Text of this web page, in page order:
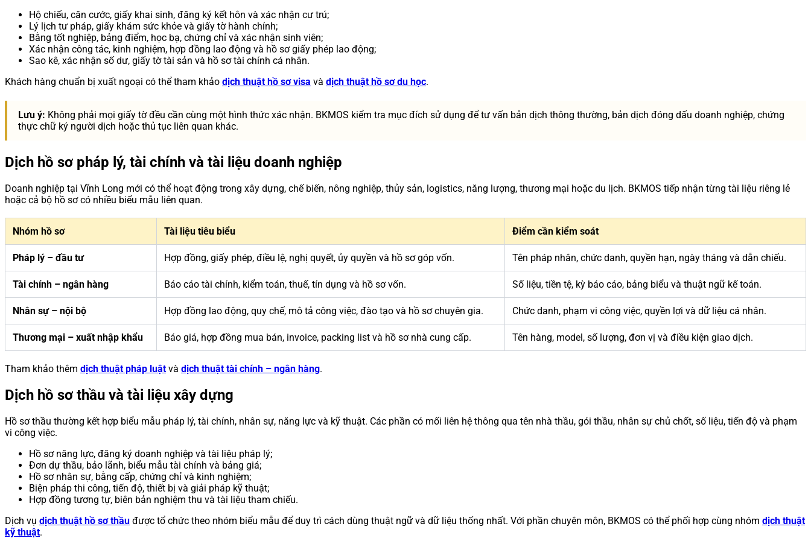
Hộ chiếu, căn cước, giấy khai sinh, đăng ký kết hôn và xác nhận cư trú;
Lý lịch tư pháp, giấy khám sức khỏe và giấy tờ hành chính;
Bằng tốt nghiệp, bảng điểm, học bạ, chứng chỉ và xác nhận sinh viên;
Xác nhận công tác, kinh nghiệm, hợp đồng lao động và hồ sơ giấy phép lao động;
Sao kê, xác nhận số dư, giấy tờ tài sản và hồ sơ tài chính cá nhân.
Khách hàng chuẩn bị xuất ngoại có thể tham khảo dịch thuật hồ sơ visa và dịch thuật hồ sơ du học.
Lưu ý: Không phải mọi giấy tờ đều cần cùng một hình thức xác nhận. BKMOS kiểm tra mục đích sử dụng để tư vấn bản dịch thông thường, bản dịch đóng dấu doanh nghiệp, chứng
thực chữ ký người dịch hoặc thủ tục liên quan khác.
Dịch hồ sơ pháp lý, tài chính và tài liệu doanh nghiệp
Doanh nghiệp tại Vĩnh Long mới có thể hoạt động trong xây dựng, chế biến, nông nghiệp, thủy sản, logistics, năng lượng, thương mại hoặc du lịch. BKMOS tiếp nhận từng tài liệu riêng lẻ
hoặc cả bộ hồ sơ có nhiều biểu mẫu liên quan.
Nhóm hồ sơ Tài liệu tiêu biểu Điểm cần kiểm soát
Pháp lý – đầu tư Hợp đồng, giấy phép, điều lệ, nghị quyết, ủy quyền và hồ sơ góp vốn. Tên pháp nhân, chức danh, quyền hạn, ngày tháng và dẫn chiếu.
Tài chính – ngân hàng Báo cáo tài chính, kiểm toán, thuế, tín dụng và hồ sơ vốn. Số liệu, tiền tệ, kỳ báo cáo, bảng biểu và thuật ngữ kế toán.
Nhân sự – nội bộ Hợp đồng lao động, quy chế, mô tả công việc, đào tạo và hồ sơ chuyên gia. Chức danh, phạm vi công việc, quyền lợi và dữ liệu cá nhân.
Thương mại – xuất nhập khẩu Báo giá, hợp đồng mua bán, invoice, packing list và hồ sơ nhà cung cấp. Tên hàng, model, số lượng, đơn vị và điều kiện giao dịch.
Tham khảo thêm dịch thuật pháp luật và dịch thuật tài chính – ngân hàng.
Dịch hồ sơ thầu và tài liệu xây dựng
Hồ sơ thầu thường kết hợp biểu mẫu pháp lý, tài chính, nhân sự, năng lực và kỹ thuật. Các phần có mối liên hệ thông qua tên nhà thầu, gói thầu, nhân sự chủ chốt, số liệu, tiến độ và phạm
vi công việc.
Hồ sơ năng lực, đăng ký doanh nghiệp và tài liệu pháp lý;
Đơn dự thầu, bảo lãnh, biểu mẫu tài chính và bảng giá;
Hồ sơ nhân sự, bằng cấp, chứng chỉ và kinh nghiệm;
Biện pháp thi công, tiến độ, thiết bị và giải pháp kỹ thuật;
Hợp đồng tương tự, biên bản nghiệm thu và tài liệu tham chiếu.
Dịch vụ dịch thuật hồ sơ thầu được tổ chức theo nhóm biểu mẫu để duy trì cách dùng thuật ngữ và dữ liệu thống nhất. Với phần chuyên môn, BKMOS có thể phối hợp cùng nhóm dịch thuật
kỹ thuật.